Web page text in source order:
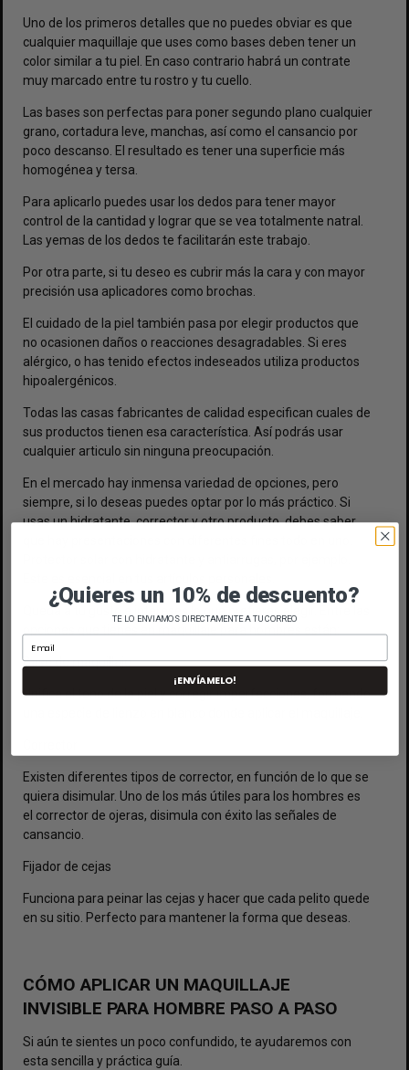
Uno de los primeros detalles que no puedes obviar es que
cualquier maquillaje que uses como bases deben tener un
color similar a tu piel. En caso contrario habrá un contrate
muy marcado entre tu rostro y tu cuello.
Las bases son perfectas para poner segundo plano cualquier
grano, cortadura leve, manchas, así como el cansancio por
poco descanso. El resultado es tener una superficie más
homogénea y tersa.
Para aplicarlo puedes usar los dedos para tener mayor
control de la cantidad y lograr que se vea totalmente natral.
Las yemas de los dedos te facilitarán este trabajo.
Por otra parte, si tu deseo es cubrir más la cara y con mayor
precisión usa aplicadores como brochas.
El cuidado de la piel también pasa por elegir productos que
no ocasionen daños o reacciones desagradables. Si eres
alérgico, o has tenido efectos indeseados utiliza productos
hipoalergénicos.
Todas las casas fabricantes de calidad especifican cuales de
sus productos tienen esa característica. Así podrás usar
cualquier articulo sin ninguna preocupación.
En el mercado hay inmensa variedad de opciones, pero
siempre, si lo deseas puedes optar por lo más práctico. Si
usas un hidratante, corrector y otro producto, debes saber
Queda a tu gusto e intereses lo que prefieras elegir. Entre las
Base de maquillaje
Unifica el tono de la piel y corregir imperfecciones, formando
Existen diferentes tipos de corrector, en función de lo que se
quiera disimular. Uno de los más útiles para los hombres es
el corrector de ojeras, disimula con éxito las señales de
cansancio.
Fijador de cejas
Funciona para peinar las cejas y hacer que cada pelito quede
en su sitio. Perfecto para mantener la forma que deseas.
CÓMO APLICAR UN MAQUILLAJE
INVISIBLE PARA HOMBRE PASO A PASO
Si aún te sientes un poco confundido, te ayudaremos con
esta sencilla y práctica guía.
¿Quieres un 10% de descuento?
TE LO ENVIAMOS DIRECTAMENTE A TU CORREO
¡ENVÍAMELO!